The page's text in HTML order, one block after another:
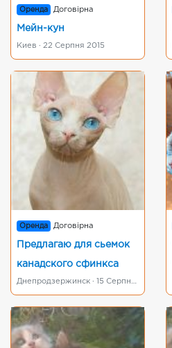
Оренда Договірна
Мейн-кун
Киев · 22 Серпня 2015
Оренда Договірна
Предлагаю для сьемок
канадского сфинкса
Днепродзержинск · 15 Серпня 2015